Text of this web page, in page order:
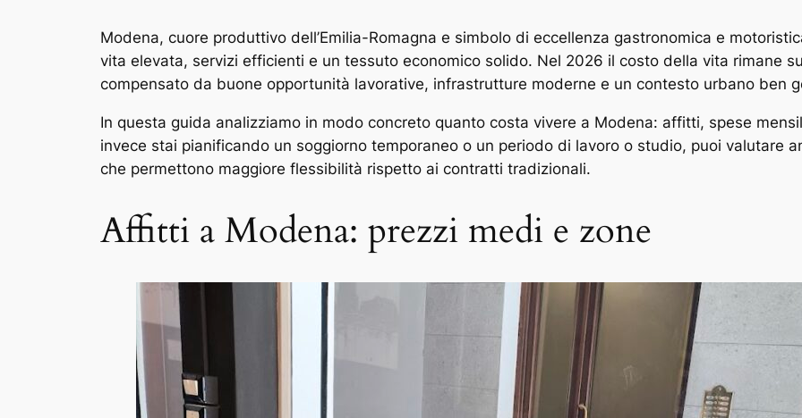
Modena, cuore produttivo dell’Emilia-Romagna e simbolo di eccellenza gastronomica e
vita elevata, servizi efficienti e un tessuto economico solido. Nel 2026 il costo della vita rimane
compensato da buone opportunità lavorative, infrastrutture moderne e un contesto urbano ben
In questa guida analizziamo in modo concreto quanto costa vivere a Modena: affitti, spese
invece stai pianificando un soggiorno temporaneo o un periodo di lavoro o studio, puoi valutare
che permettono maggiore flessibilità rispetto ai contratti tradizionali.
Affitti a Modena: prezzi medi e zone